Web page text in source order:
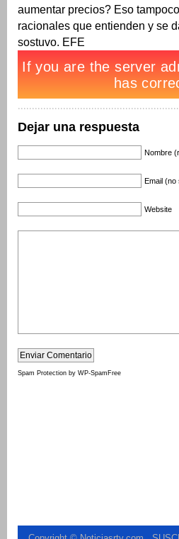
aumentar precios? Eso
racionales que entienden y se
sostuvo. EFE
Dejar una respuesta
Nombre
Email (no
Website
Spam Protection by WP-SpamFree